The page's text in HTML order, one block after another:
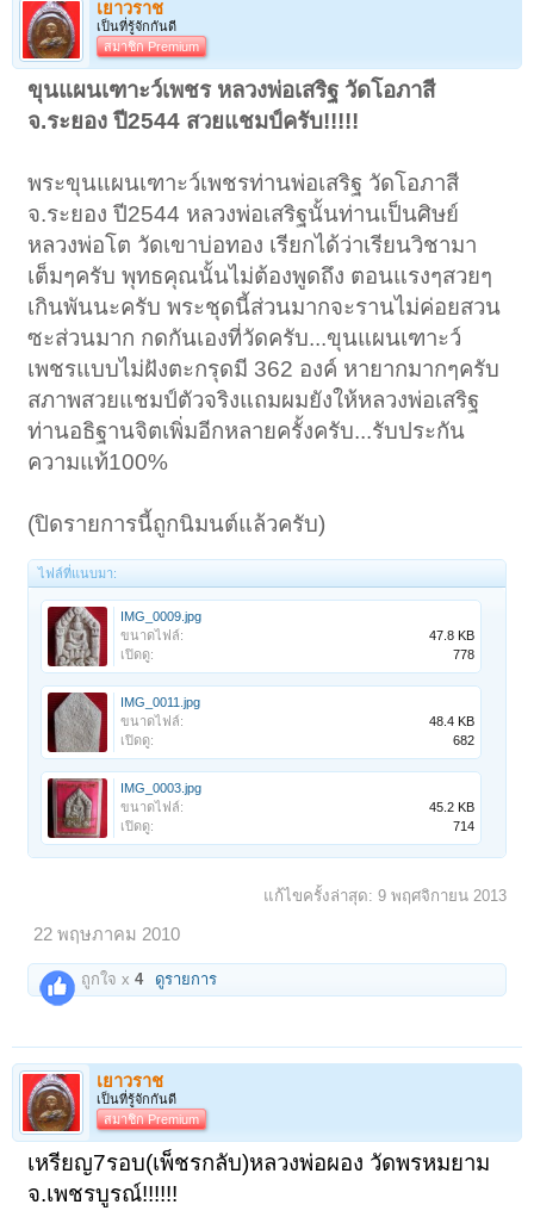
เยาวราช
เป็นที่รู้จักกันดี
สมาชิก Premium
ขุนแผนเฑาะว์เพชร หลวงพ่อเสริฐ วัดโอภาสี
จ.ระยอง ปี2544 สวยแชมป์ครับ!!!!!
พระขุนแผนเฑาะว์เพชรท่านพ่อเสริฐ วัดโอภาสี
จ.ระยอง ปี2544 หลวงพ่อเสริฐนั้นท่านเป็นศิษย์
หลวงพ่อโต วัดเขาบ่อทอง เรียกได้ว่าเรียนวิชามา
เต็มๆครับ พุทธคุณนั้นไม่ต้องพูดถึง ตอนแรงๆสวยๆ
เกินพันนะครับ พระชุดนี้ส่วนมากจะรานไม่ค่อยสวน
ซะส่วนมาก กดกันเองที่วัดครับ...ขุนแผนเฑาะว์
เพชรแบบไม่ฝังตะกรุดมี 362 องค์ หายากมากๆครับ
สภาพสวยแชมป์ตัวจริงแถมผมยังให้หลวงพ่อเสริฐ
ท่านอธิฐานจิตเพิ่มอีกหลายครั้งครับ...รับประกัน
ความแท้100%
(ปิดรายการนี้ถูกนิมนต์แล้วครับ)
ไฟล์ที่แนบมา:
IMG_0009.jpg
ขนาดไฟล์:
47.8 KB
เปิดดู:
778
IMG_0011.jpg
ขนาดไฟล์:
48.4 KB
เปิดดู:
682
IMG_0003.jpg
ขนาดไฟล์:
45.2 KB
เปิดดู:
714
แก้ไขครั้งล่าสุด: 9 พฤศจิกายน 2013
22 พฤษภาคม 2010
ถูกใจ x4 ดูรายการ
เยาวราช
เป็นที่รู้จักกันดี
สมาชิก Premium
เหรียญ7รอบ(เพ็ชรกลับ)หลวงพ่อผอง วัดพรหมยาม
จ.เพชรบูรณ์!!!!!!